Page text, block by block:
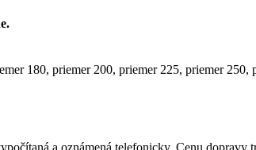
180, priemer 200, priemer 225, priemer 250,
a oznámená telefonicky. Cenu